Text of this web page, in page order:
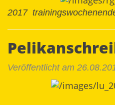
2017
Veröffentlicht am